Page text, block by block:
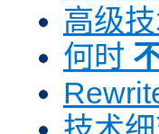
高级
何时